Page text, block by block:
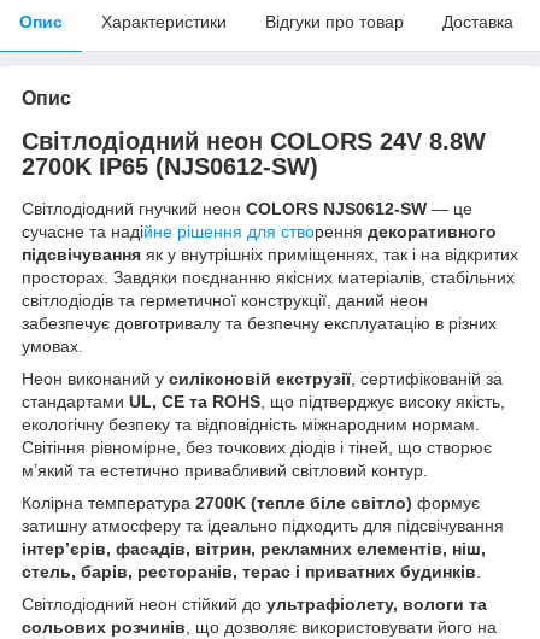
Опис Характеристики Відгуки про товар Доставка
Опис
Світлодіодний неон COLORS 24V 8.8W
2700K IP65 (NJS0612-SW)
Світлодіодний гнучкий неон COLORS NJS0612-SW — це
сучасне та надійне рішення для створення декоративного
підсвічування як у внутрішніх приміщеннях, так і на відкритих
просторах. Завдяки поєднанню якісних матеріалів, стабільних
світлодіодів та герметичної конструкції, даний неон
забезпечує довготривалу та безпечну експлуатацію в різних
умовах.
Неон виконаний у силіконовій екструзії, сертифікованій за
стандартами UL, CE та ROHS, що підтверджує високу якість,
екологічну безпеку та відповідність міжнародним нормам.
Світіння рівномірне, без точкових діодів і тіней, що створює
м’який та естетично привабливий світловий контур.
Колірна температура 2700K (тепле біле світло) формує
затишну атмосферу та ідеально підходить для підсвічування
інтер’єрів, фасадів, вітрин, рекламних елементів, ніш,
стель, барів, ресторанів, терас і приватних будинків.
Світлодіодний неон стійкий до ультрафіолету, вологи та
сольових розчинів, що дозволяє використовувати його на